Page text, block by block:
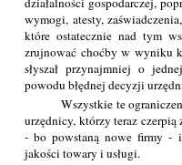
wymogi, atesty,
które ostatecznie nad tym
zrujnować choćby w wyniku
słyszał przynajmniej o
powodu błędnej decyzji
Wszystkie te
urzędnicy, którzy teraz
- bo powstaną nowe firmy -
jakości towary i usługi.